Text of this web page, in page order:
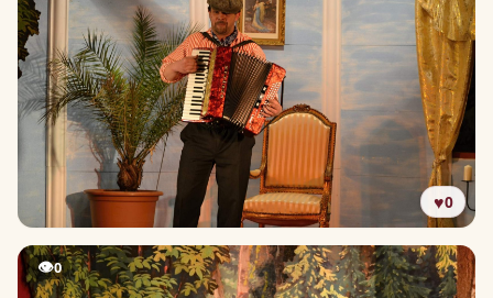
♥0
👁0